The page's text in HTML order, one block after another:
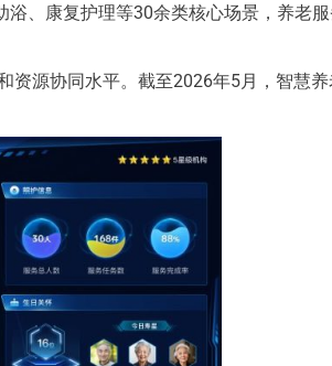
、康复护理等30余类核心场景，养老
资源协同水平。截至2026年5月，智慧